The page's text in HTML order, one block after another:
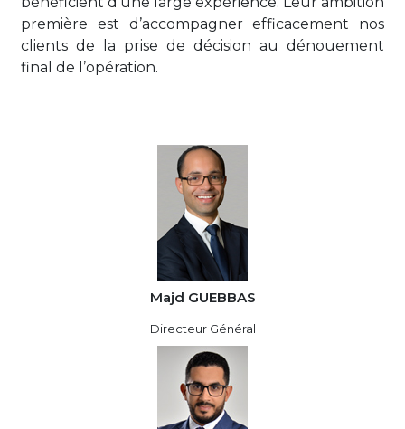
première est d’accompagner efficacement nos
clients de la prise de décision au dénouement
final de l’opération.
Majd GUEBBAS
Directeur Général